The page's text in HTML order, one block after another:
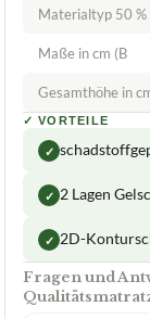
Materialtyp 50
Maße in cm (B
Gesamthöhe in
✓ VORTEILE
✓
✓ 2 Lagen
✓ 2D-
Fragen und